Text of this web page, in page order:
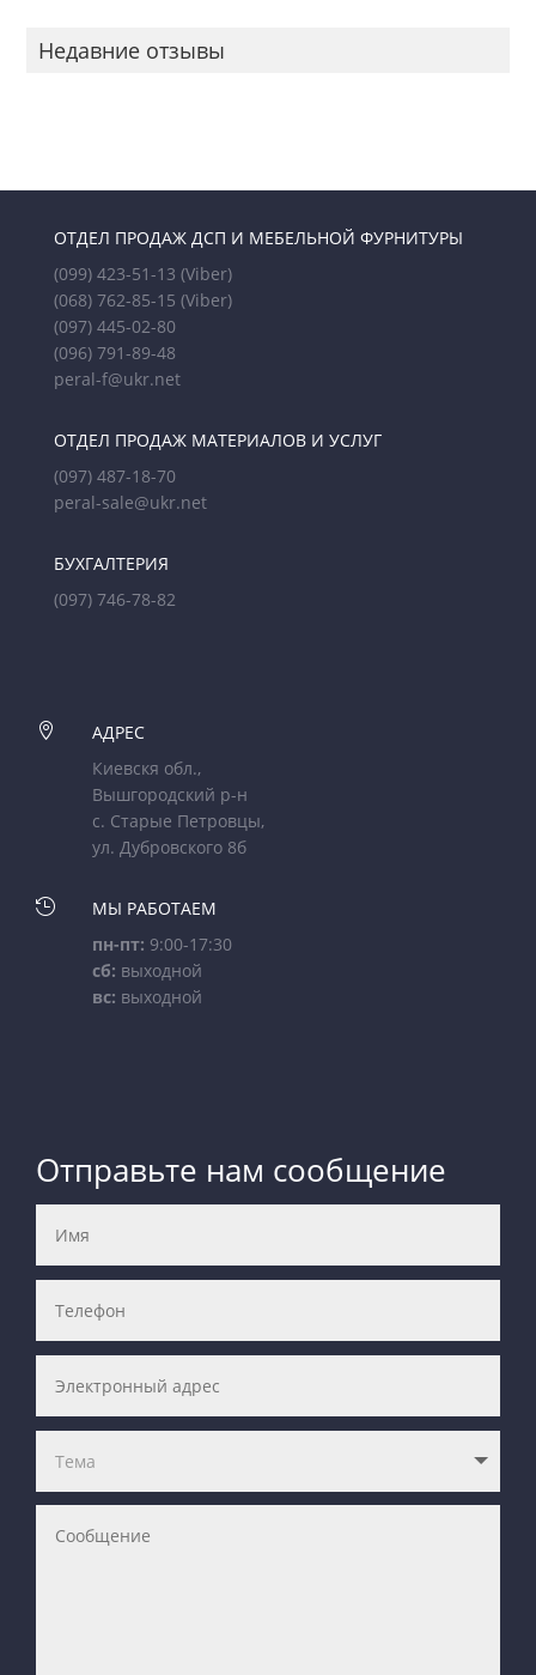
Недавние отзывы
ОТДЕЛ ПРОДАЖ ДСП И МЕБЕЛЬНОЙ ФУРНИТУРЫ
(099) 423-51-13 (Viber)
(068) 762-85-15 (Viber)
(097) 445-02-80
(096) 791-89-48
peral-f@ukr.net
ОТДЕЛ ПРОДАЖ МАТЕРИАЛОВ И УСЛУГ
(097) 487-18-70
peral-sale@ukr.net
БУХГАЛТЕРИЯ
(097) 746-78-82

АДРЕС
Киевскя обл.,
Вышгородский р-н
с. Старые Петровцы,
ул. Дубровского 8б

МЫ РАБОТАЕМ
пн-пт: 9:00-17:30
сб: выходной
вс: выходной
Отправьте нам сообщение